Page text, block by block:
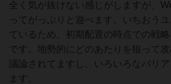
全く気が抜けない感じがしますが、
ってがっぷりと遊べます。いちおう
ているため、初期配置の時点での戦
です。地勢的にどのあたりを狙って
議論されてますし、いろいろなバリ
ます。